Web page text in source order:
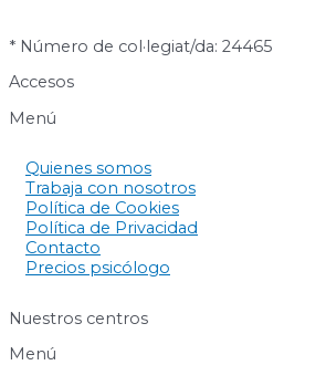
* Número de col·legiat/da: 24465
Accesos
Menú
Quienes somos
Trabaja con nosotros
Política de Cookies
Política de Privacidad
Contacto
Precios psicólogo
Nuestros centros
Menú